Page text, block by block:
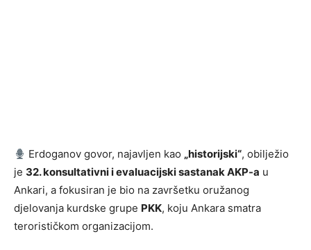
Erdoganov govor, najavljen kao „historijski“, obilježio
je 32. konsultativni i evaluacijski sastanak AKP-a u
Ankari, a fokusiran je bio na završetku oružanog
djelovanja kurdske grupe PKK, koju Ankara smatra
terorističkom organizacijom.